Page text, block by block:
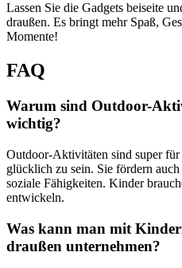
Lassen Sie die Gadgets beiseite
draußen. Es bringt mehr Spaß,
Momente!
FAQ
Warum sind Outdoor-
wichtig?
Outdoor-Aktivitäten sind super
glücklich zu sein. Sie fördern
soziale Fähigkeiten. Kinder
entwickeln.
Was kann man mit
draußen unternehmen?